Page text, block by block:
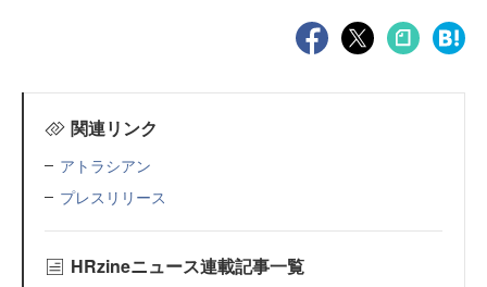
関連リンク
アトラシアン
プレスリリース
HRzineニュース連載記事一覧